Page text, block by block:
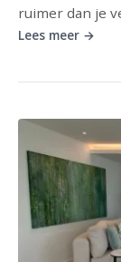
ruimer dan je
Lees meer →